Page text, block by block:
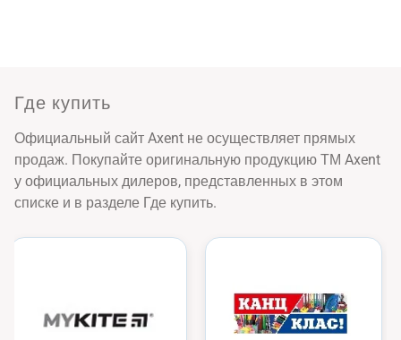
Где купить
Официальный сайт Axent не осуществляет прямых
продаж. Покупайте оригинальную продукцию ТМ Axent
у официальных дилеров, представленных в этом
списке и в разделе Где купить.